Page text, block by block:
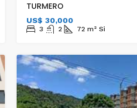
TURMERO
US$ 30,000
3 2 72 m² Si